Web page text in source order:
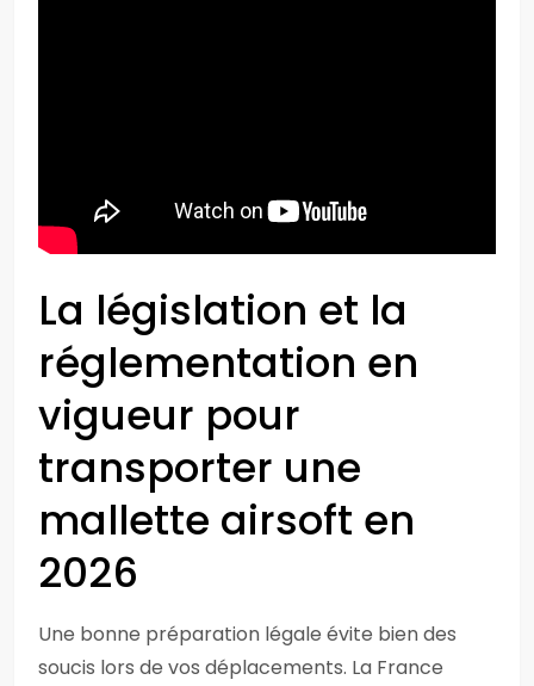
La législation et la
réglementation en
vigueur pour
transporter une
mallette airsoft en
2026
Une bonne préparation légale évite bien des
soucis lors de vos déplacements. La France